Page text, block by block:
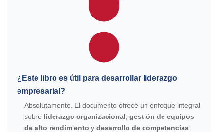
¿Este libro es útil para desarrollar liderazgo
empresarial?
Absolutamente. El documento ofrece un enfoque integral
sobre liderazgo organizacional gestión de equipos
de alto rendimiento y desarrollo de competencias